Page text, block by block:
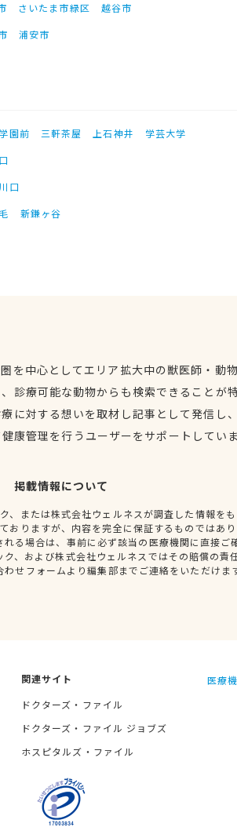
さいたま市緑区
越谷市
浦安市
園前 三軒茶屋 上石神井
学芸大学
川口
新鎌ヶ谷
を中心としてエリア拡大中の獣医師・動
診療可能な動物からも検索できることが
に対する想いを取材し記事として発信し
康管理を行うユーザーをサポートしてい
掲載情報について
、または株式会社ウェルネスが調査した情報を
おりますが、内容を完全に保証するものではあ
る場合は、事前に必ず該当の医療機関に直接ご
、および株式会社ウェルネスではその賠償の責
せフォームより編集部までご連絡をいただけま
関連サイト
ドクターズ・ファイル
ドクターズ・ファイル ジョブズ
ホスピタルズ・ファイル
医療